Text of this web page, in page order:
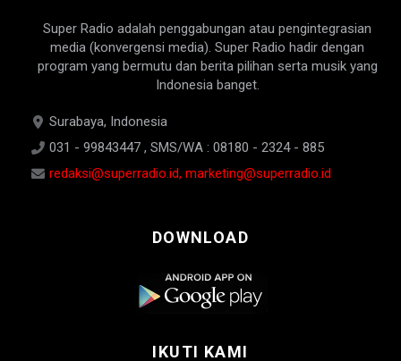
Super Radio adalah penggabungan atau pengintegrasian
media (konvergensi media). Super Radio hadir dengan
program yang bermutu dan berita pilihan serta musik yang
Indonesia banget.
Surabaya, Indonesia
031 - 99843447 , SMS/WA : 08180 - 2324 - 885
redaksi@superradio.id, marketing@superradio.id
DOWNLOAD
IKUTI KAMI